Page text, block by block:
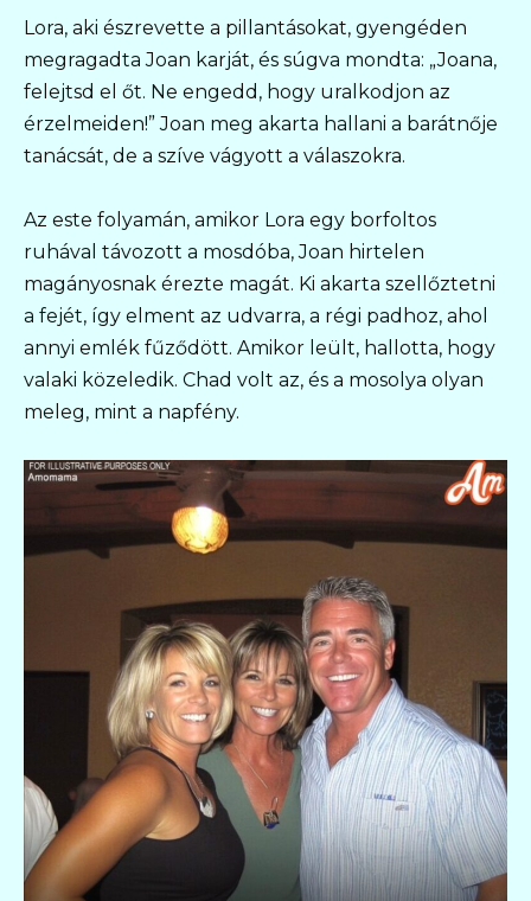
Lora, aki észrevette a pillantásokat, gyengéden
megragadta Joan karját, és súgva mondta: „Joana,
felejtsd el őt. Ne engedd, hogy uralkodjon az
érzelmeiden!” Joan meg akarta hallani a barátnője
tanácsát, de a szíve vágyott a válaszokra.
Az este folyamán, amikor Lora egy borfoltos
ruhával távozott a mosdóba, Joan hirtelen
magányosnak érezte magát. Ki akarta szellőztetni
a fejét, így elment az udvarra, a régi padhoz, ahol
annyi emlék fűződött. Amikor leült, hallotta, hogy
valaki közeledik. Chad volt az, és a mosolya olyan
meleg, mint a napfény.